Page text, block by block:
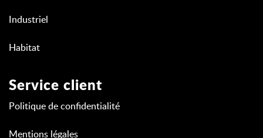
Industriel
Habitat
Service client
Politique de confidentialité
Mentions légales